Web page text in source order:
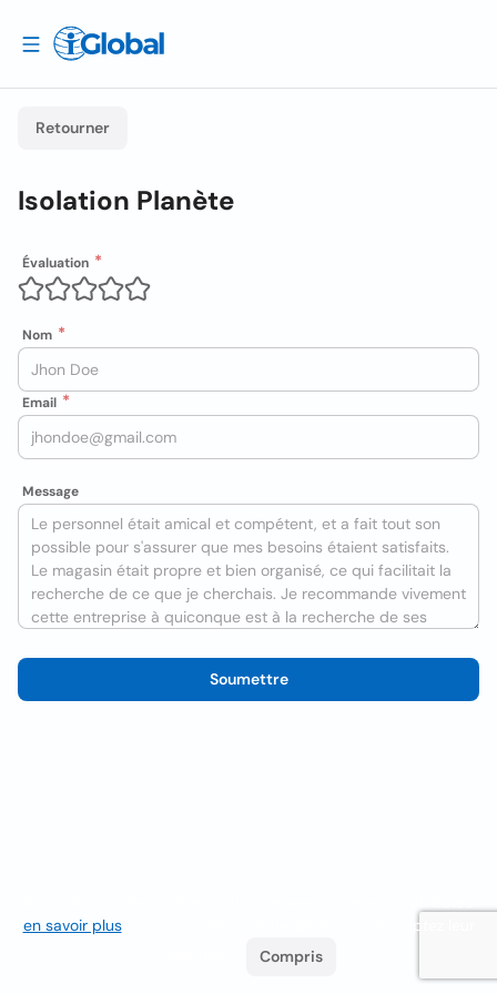
Retourner
Isolation Planète
Évaluation
Nom
Email
Message
Soumettre
en savoir plus. Si vous continuez à naviguer, vous acceptez leur
Compris